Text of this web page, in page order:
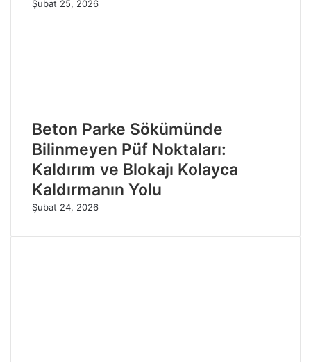
Şubat 25, 2026
Beton Parke Sökümünde
Bilinmeyen Püf Noktaları:
Kaldırım ve Blokajı Kolayca
Kaldırmanın Yolu
Şubat 24, 2026